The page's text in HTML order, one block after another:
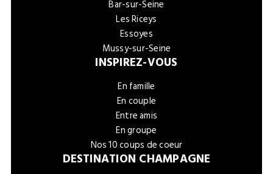
Bar-sur-Seine
Les Riceys
Essoyes
Mussy-sur-Seine
INSPIREZ-VOUS
En famille
En couple
Entre amis
En groupe
Nos 10 coups de coeur
DESTINATION CHAMPAGNE